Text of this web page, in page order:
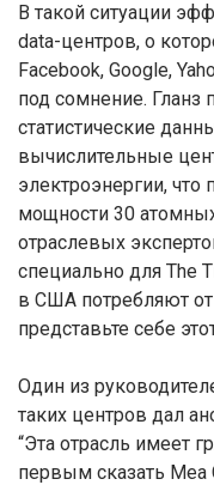
В такой ситуации
data-центров, о
Facebook, Google,
под сомнение. Гланз
статистические
вычислительные
электроэнергии,
мощности 30
отраслевых
специально для The
в США потребляют от
представьте себе
Один из
таких центров дал
“Эта отрасль имеет
первым сказать